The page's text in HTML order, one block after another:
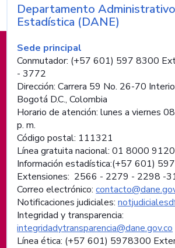
Información de pie de
Nombre de la entidad
Departamento
Estadística (DANE)
Sede principal
Conmutador: (+57 601) 597 8300
- 3772
Dirección: Carrera 59 No. 26-70
Bogotá D.C., Colombia
Horario de atención: lunes a viernes
p. m.
Código postal: 111321
Línea gratuita nacional: 01 8000
Información estadística:(+57 601)
Extensiones: 2566 - 2279 - 2298 -
Correo electrónico:
Notificaciones judiciales:
Integridad y transparencia:
integridadytransparencia@dane.gov.co
Línea ética: (+57 601) 5978300